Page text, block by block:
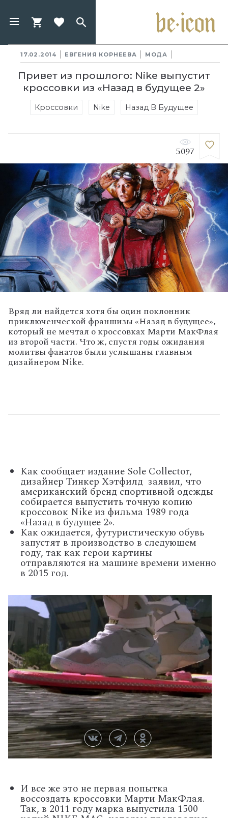
17.02.2014 ЕВГЕНИЯ КОРНЕЕВА МОДА
Привет из прошлого: Nike выпустит
кроссовки из «Назад в будущее 2»
Кроссовки Nike Назад В Будущее
5097
Вряд ли найдется хотя бы один поклонник
приключенческой франшизы «Назад в будущее»,
который не мечтал о кроссовках Марти МакФлая
из второй части. Что ж, спустя годы ожидания
молитвы фанатов были услышаны главным
дизайнером Nike.
Как сообщает издание Sole Collector,
дизайнер Тинкер Хэтфилд заявил, что
американский бренд спортивной одежды
собирается выпустить точную копию
кроссовок Nike из фильма 1989 года
«Назад в будущее 2».
Как ожидается, футуристическую обувь
запустят в производство в следующем
году, так как герои картины
отправляются на машине времени именно
в 2015 год.
И все же это не первая попытка
воссоздать кроссовки Марти МакФлая.
Так, в 2011 году марка выпустила 1500